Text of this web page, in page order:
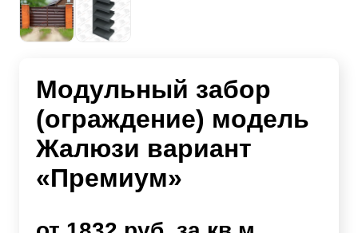
Модульный забор
(ограждение) модель
Жалюзи вариант
«Премиум»